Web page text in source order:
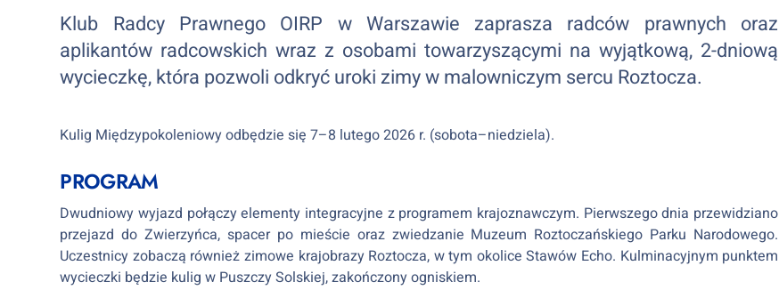
Klub Radcy Prawnego OIRP w Warszawie zaprasza radców prawnych oraz
aplikantów radcowskich wraz z osobami towarzyszącymi na wyjątkową, 2-dniową
wycieczkę, która pozwoli odkryć uroki zimy w malowniczym sercu Roztocza.
Kulig Międzypokoleniowy odbędzie się 7–8 lutego 2026 r. (sobota–niedziela).
PROGRAM
Dwudniowy wyjazd połączy elementy integracyjne z programem krajoznawczym. Pierwszego dnia przewidziano
przejazd do Zwierzyńca, spacer po mieście oraz zwiedzanie Muzeum Roztoczańskiego Parku Narodowego.
Uczestnicy zobaczą również zimowe krajobrazy Roztocza, w tym okolice Stawów Echo. Kulminacyjnym punktem
wycieczki będzie kulig w Puszczy Solskiej, zakończony ogniskiem.